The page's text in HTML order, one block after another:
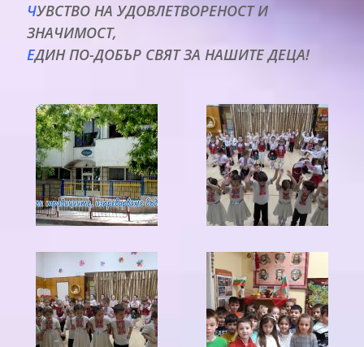
ЧУВСТВО НА УДОВЛЕТВОРЕНОСТ И
ЗНАЧИМОСТ,
ЕДИН ПО-ДОБЪР СВЯТ ЗА НАШИТЕ ДЕЦА!